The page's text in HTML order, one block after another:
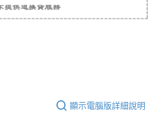
顯示電腦版詳細說明